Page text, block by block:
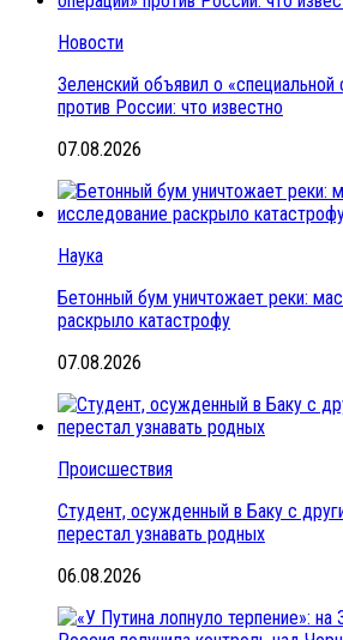
Новости
Зеленский объявил о «специальной
против России: что известно
07.08.2026
Наука
Бетонный бум уничтожает реки:
раскрыло катастрофу
07.08.2026
Происшествия
Студент, осужденный в Баку с
перестал узнавать родных
06.08.2026